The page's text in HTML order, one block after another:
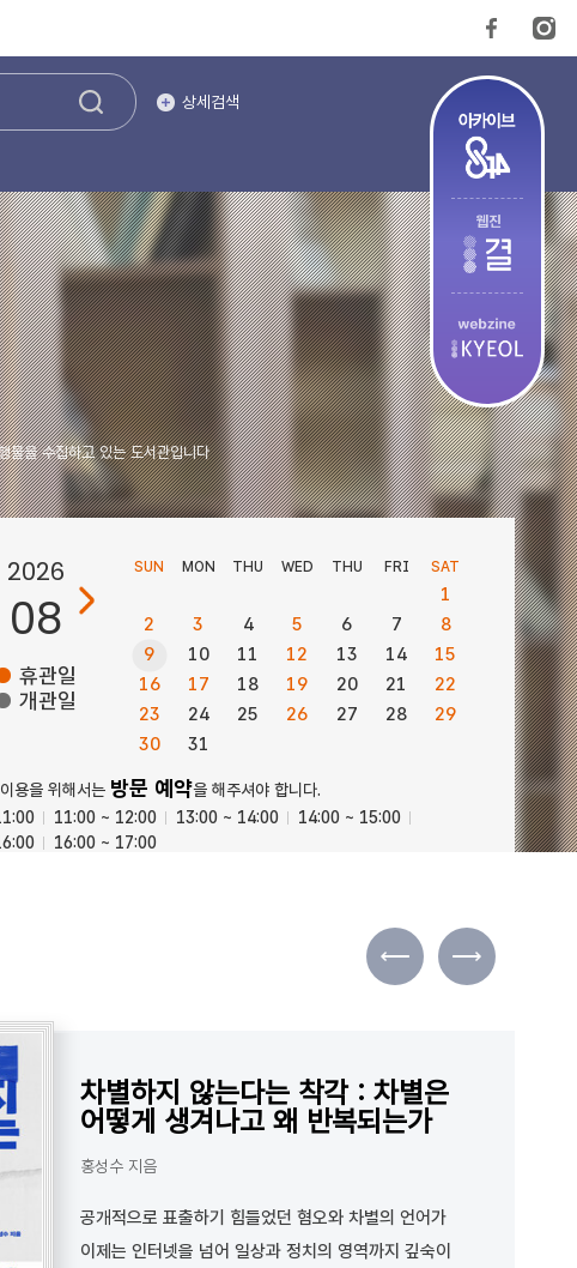
상세검색
물을 수집하고 있는 도서관입니다
2026
08
휴관일
개관일
SUN MON THU WED THU FRI SAT
1
2
3 4 5 6 7
8
9
10 11 12 13 14
15
16
17 18 19 20 21
22
23
24 25 26 27 28
29
30
31
용을 위해서는 방문 예약을 해주셔야 합니다.
11:00 ~ 12:00 13:00 ~ 14:00
14:00 ~ 15:00
16:00 ~ 17:00
차별하지 않는다는 착각 : 차별은
어떻게 생겨나고 왜 반복되는가
홍성수 지음
공개적으로 표출하기 힘들었던 혐오와 차별의 언어가
이제는 인터넷을 넘어 일상과 정치의 영역까지 깊숙이